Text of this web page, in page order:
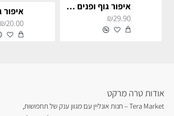
איפור גוף ופנים צבעוני
₪29.90
₪20.00
אודות טרה מרקט
Tera Market – חנות אונליין עם מגוון ענק של תחפושות,